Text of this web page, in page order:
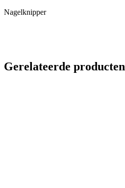
Nagelknipper
Gerelateerde producten